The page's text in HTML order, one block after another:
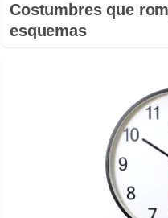
Costumbres que
esquemas